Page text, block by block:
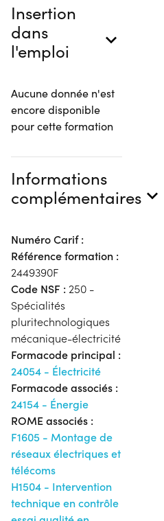
Insertion
dans
l'emploi
Aucune donnée n'est
encore disponible
pour cette formation
Informations
complémentaires
Numéro Carif :
Référence formation :
2449390F
Code NSF : 250 -
Spécialités
pluritechnologiques
mécanique-électricité
Formacode principal :
24054 - Électricité
Formacode associés :
24154 - Énergie
ROME associés :
F1605 - Montage de
réseaux électriques et
télécoms
H1504 - Intervention
technique en contrôle